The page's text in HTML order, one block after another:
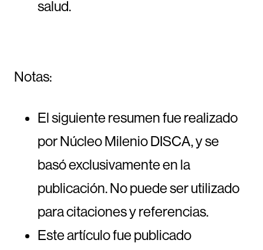
salud.
Notas:
El siguiente resumen fue realizado
por Núcleo Milenio DISCA, y se
basó exclusivamente en la
publicación. No puede ser utilizado
para citaciones y referencias.
Este artículo fue publicado